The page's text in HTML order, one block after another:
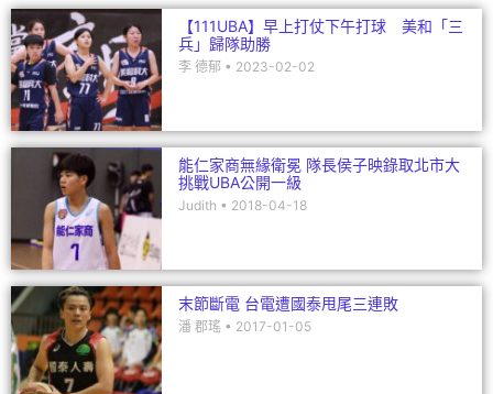
【111UBA】早上打仗下午打球 美和「三
兵」歸隊助勝
李 德郁 2023-02-02
能仁家商無緣衛冕 隊長侯子映錄取北市大
挑戰UBA公開一級
Judith 2018-04-18
末節斷電 台電遭國泰甩尾三連敗
潘 郡瑤 2017-01-05